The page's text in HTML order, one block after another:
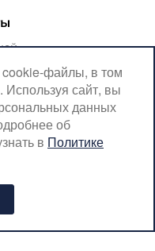
20:00
18:00
10
31
файлы, в том
Используя сайт, вы
данных
об
в Политике